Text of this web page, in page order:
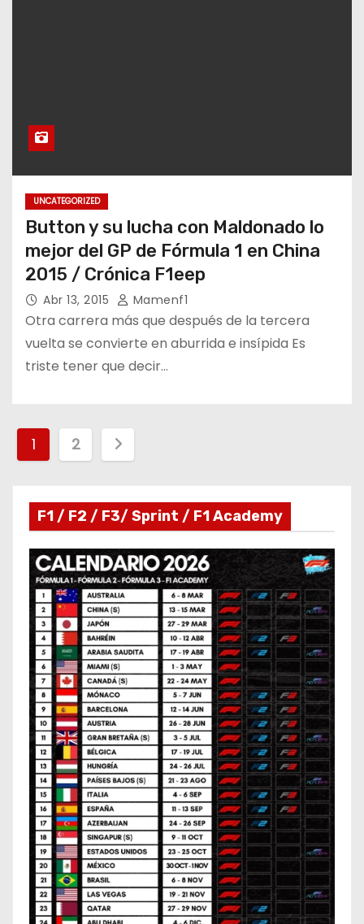
UNCATEGORIZED
Button y su lucha con Maldonado lo
mejor del GP de Fórmula 1 en China
2015 / Crónica F1eep
Abr 13, 2015 Mamenf1
Otra carrera más que después de la tercera
vuelta se convierte en aburrida e insípida Es
triste tener que decir…
1 2
F1 / F2 / F3/ Sprint / F1 Academy